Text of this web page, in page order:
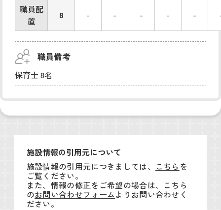
職員配
置
8 - - - - -
職員備考
保育士 8名
施設情報の引用元について
施設情報の引用元につきましては、 こちら を
ご覧ください。
また、情報の修正をご希望の場合は、こちら
のお問い合わせフォームよりお問い合わせく
ださい。